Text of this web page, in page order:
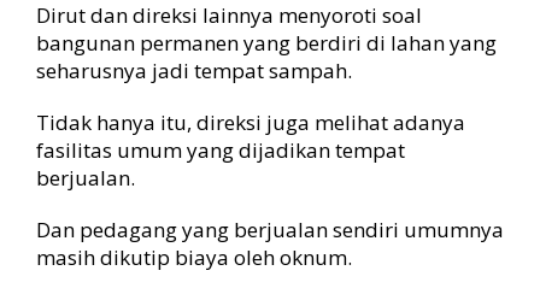
p
B
e
k
o
o
r
Dirut dan direksi lainnya menyoroti soal
bangunan permanen yang berdiri di lahan yang
seharusnya jadi tempat sampah.
Tidak hanya itu, direksi juga melihat adanya
fasilitas umum yang dijadikan tempat
berjualan.
Dan pedagang yang berjualan sendiri umumnya
masih dikutip biaya oleh oknum.